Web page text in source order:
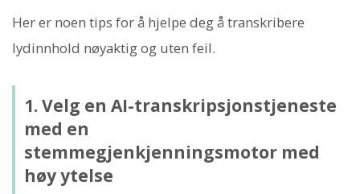
Her er noen tips for å hjelpe deg å transkribere
lydinnhold nøyaktig og uten feil.
1. Velg en AI-transkripsjonstjeneste
med en
stemmegjenkjenningsmotor med
høy ytelse